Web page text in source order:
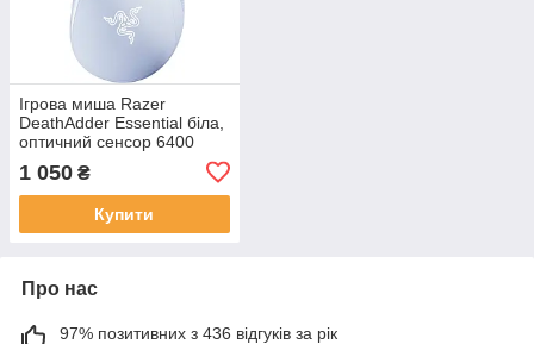
Ігрова миша Razer
DeathAdder Essential біла,
оптичний сенсор 6400
кнопок, ергономічний
дизайн
1 050 ₴
Купити
Про нас
97% позитивних з 436 відгуків за рік